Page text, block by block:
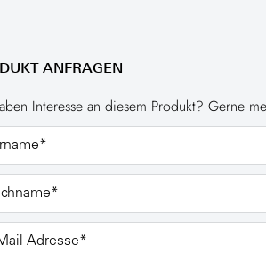
ANFRAGEN
Interesse an diesem Produkt? Gerne